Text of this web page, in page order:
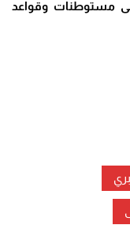
مستوطنات وقواعد